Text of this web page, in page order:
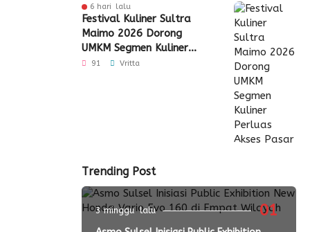
6 hari lalu
Festival Kuliner Sultra
Maimo 2026 Dorong
UMKM Segmen Kuliner
Perluas Akses Pasar
91 Vritta
Trending Post
01
3 minggu lalu